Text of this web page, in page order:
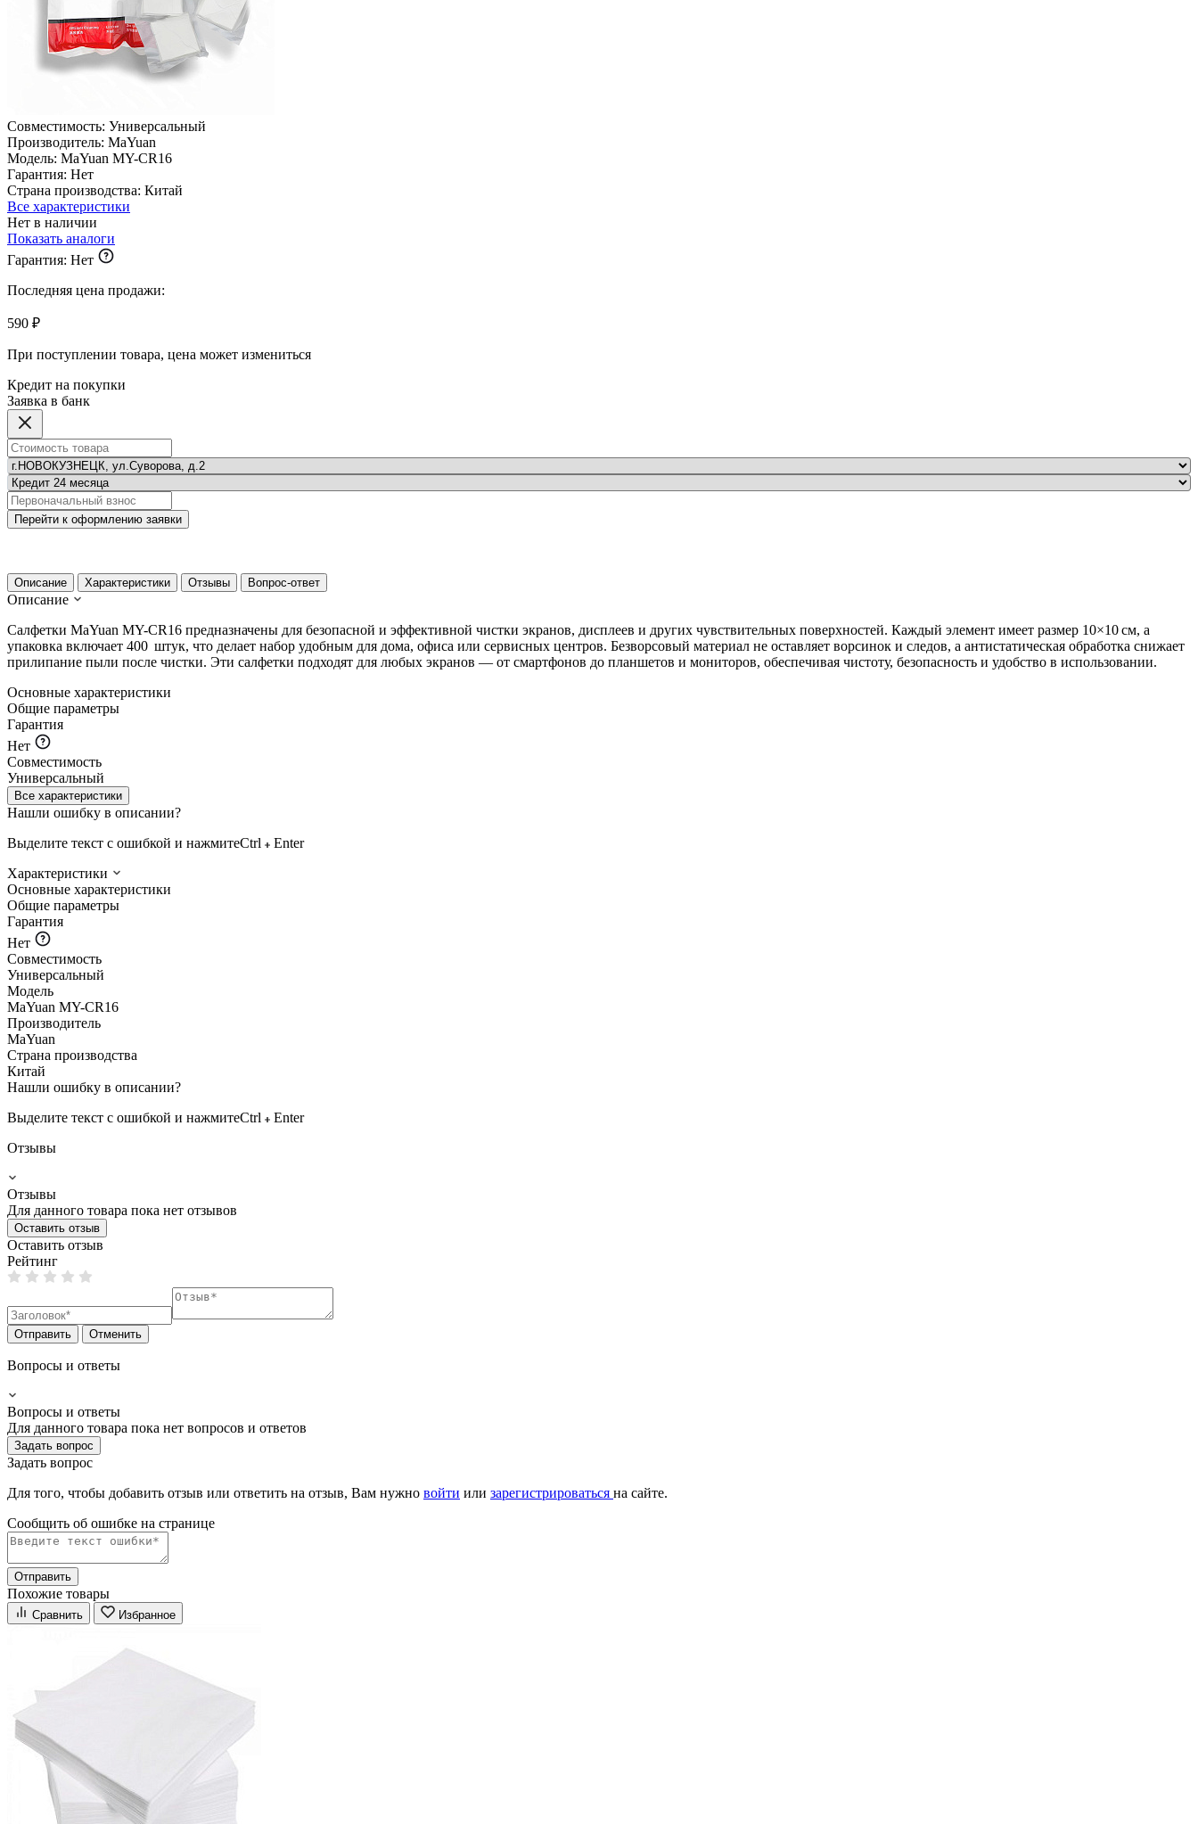
Совместимость: Универсальный
Производитель: MaYuan
Модель: MaYuan MY-CR16
Гарантия: Нет
Страна производства: Китай
Все характеристики
Нет в наличии
Показать аналоги
Гарантия: Нет
Последняя цена продажи:
590 ₽
При поступлении товара, цена может измениться
Кредит на покупки
Заявка в банк
Перейти к оформлению заявки
Описание Характеристики Отзывы Вопрос-ответ
Описание
Салфетки MaYuan MY-CR16 предназначены для безопасной и эффективной чистки экранов, дисплеев и других чувствительных поверхностей. Каждый элемент имеет размер 10×10 см, а
упаковка включает 400 штук, что делает набор удобным для дома, офиса или сервисных центров. Безворсовый материал не оставляет ворсинок и следов, а антистатическая обработка снижает
прилипание пыли после чистки. Эти салфетки подходят для любых экранов — от смартфонов до планшетов и мониторов, обеспечивая чистоту, безопасность и удобство в использовании.
Основные характеристики
Общие параметры
Гарантия
Нет
Совместимость
Универсальный
Все характеристики
Нашли ошибку в описании?
Выделите текст с ошибкой и нажмитеCtrl
Enter
Характеристики
Основные характеристики
Общие параметры
Гарантия
Нет
Совместимость
Универсальный
Модель
MaYuan MY-CR16
Производитель
MaYuan
Страна производства
Китай
Нашли ошибку в описании?
Выделите текст с ошибкой и нажмитеCtrl
Enter
Отзывы
Отзывы
Для данного товара пока нет отзывов
Оставить отзыв
Оставить отзыв
Рейтинг
Отправить Отменить
Вопросы и ответы
Вопросы и ответы
Для данного товара пока нет вопросов и ответов
Задать вопрос
Задать вопрос
Для того, чтобы добавить отзыв или ответить на отзыв, Вам нужно войти или зарегистрироваться на сайте.
Сообщить об ошибке на страницe
Отправить
Похожие товары
Сравнить Избранное